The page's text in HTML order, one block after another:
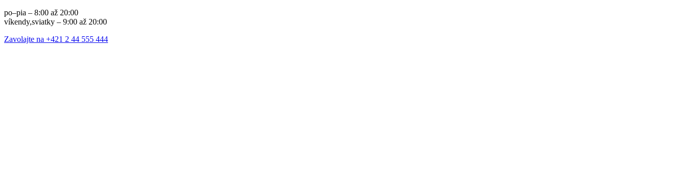
po–pia – 8:00 až 20:00
víkendy,sviatky – 9:00 až 20:00
Zavolajte na +421 2 44 555 444